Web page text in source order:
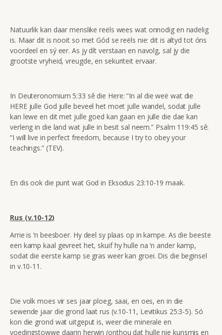
Natuurlik kan daar menslike reëls wees wat onnodig en nadelig
is. Maar dit is nooit so met Gód se reëls nie: dit is altyd tot óns
voordeel en sý eer. As jy dít verstaan en navolg, sal jy die
grootste vryheid, vreugde, en sekuriteit ervaar.
In Deuteronomium 5:33 sê die Here: “In al die weë wat die
HERE julle God julle beveel het moet julle wandel, sodat julle
kan lewe en dit met julle goed kan gaan en julle die dae kan
verleng in die land wat julle in besit sal neem.” Psalm 119:45 sê:
“I will live in perfect freedom, because I try to obey your
teachings.” (TEV).
En dis ook die punt wat God in Eksodus 23:10-19 maak.
Rus (v.10-12)
Arrie is ‘n beesboer. Hy deel sy plaas op in kampe. As die beeste
een kamp kaal gevreet het, skuif hy hulle na ‘n ander kamp,
sodat die eerste kamp se gras weer kan groei. Dis die beginsel
in v.10-11.
Die volk moes vir ses jaar ploeg, saai, en oes, en in die
sewende jaar die grond laat rus (v.10-11, Levitikus 25:3-5). Só
kon die grond wat uitgeput is, weer die minerale en
voedingstowwe daarin herwin (onthou dat hulle nie kunsmis en